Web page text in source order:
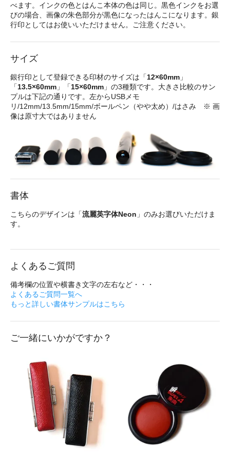
べます。インクの色とはんこ本体の色は同じ。黒色インクをお選
びの場合、画像の朱色部分が黒色になったはんこになります。銀
行印としてはお使いいただけません。ご注意ください。
サイズ
銀行印として登録できる印材のサイズは「12×60mm 」
「13.5×60mm 」「15×60mm 」の3種類です。大きさ比較のサン
プルは下記の通りです。左からUSBメモ
リ/12mm/13.5mm/15mm/ボールペン（やや太め）/はさみ ※ 画
像は原寸大ではありません
書体
こちらのデザインは「流麗英字体Neon 」のみお選びいただけま
す。
よくあるご質問
備考欄の位置や横書き文字の左右など・・・
よくあるご質問一覧へ
もっと詳しい書体サンプルはこちら
ご一緒にいかがですか？